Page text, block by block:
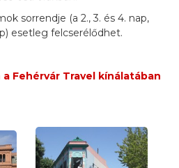
sorrendje (a 2., 3. és 4. nap,
esetleg felcserélődhet.
Fehérvár Travel kínálatában